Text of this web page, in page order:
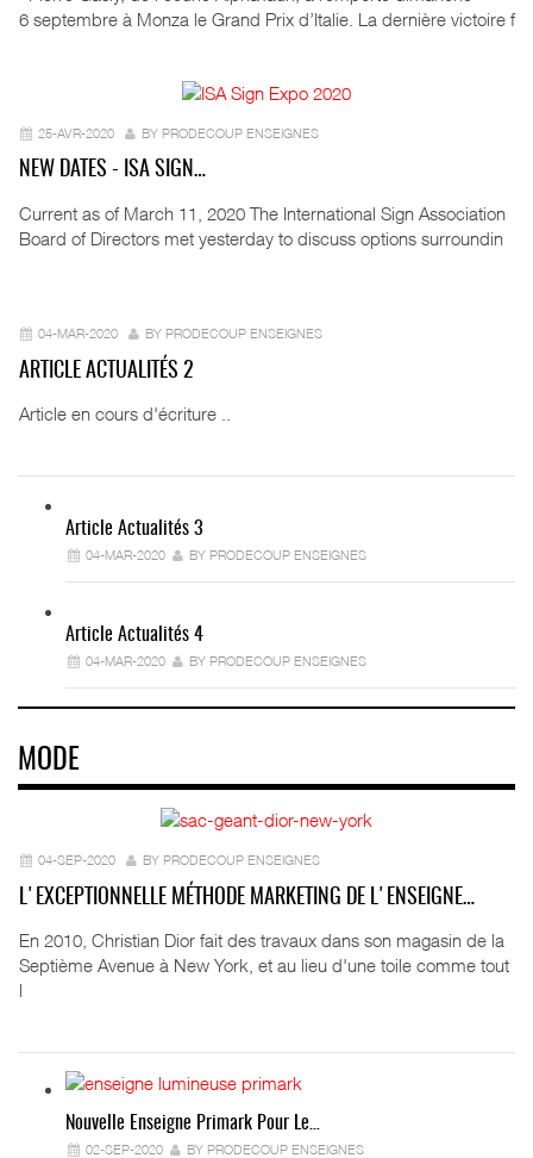
6 septembre à Monza le Grand Prix d’Italie. La dernière victoire f
25-AVR-2020 BY PRODECOUP ENSEIGNES
NEW DATES - ISA SIGN…
Current as of March 11, 2020 The International Sign Association
Board of Directors met yesterday to discuss options surroundin
04-MAR-2020 BY PRODECOUP ENSEIGNES
ARTICLE ACTUALITÉS 2
Article en cours d'écriture ..
Article Actualités 3
04-MAR-2020 BY PRODECOUP ENSEIGNES
Article Actualités 4
04-MAR-2020 BY PRODECOUP ENSEIGNES
MODE
04-SEP-2020 BY PRODECOUP ENSEIGNES
L'EXCEPTIONNELLE MÉTHODE MARKETING DE L'ENSEIGNE…
En 2010, Christian Dior fait des travaux dans son magasin de la
Septième Avenue à New York, et au lieu d'une toile comme tout
l
Nouvelle Enseigne Primark Pour Le…
02-SEP-2020 BY PRODECOUP ENSEIGNES